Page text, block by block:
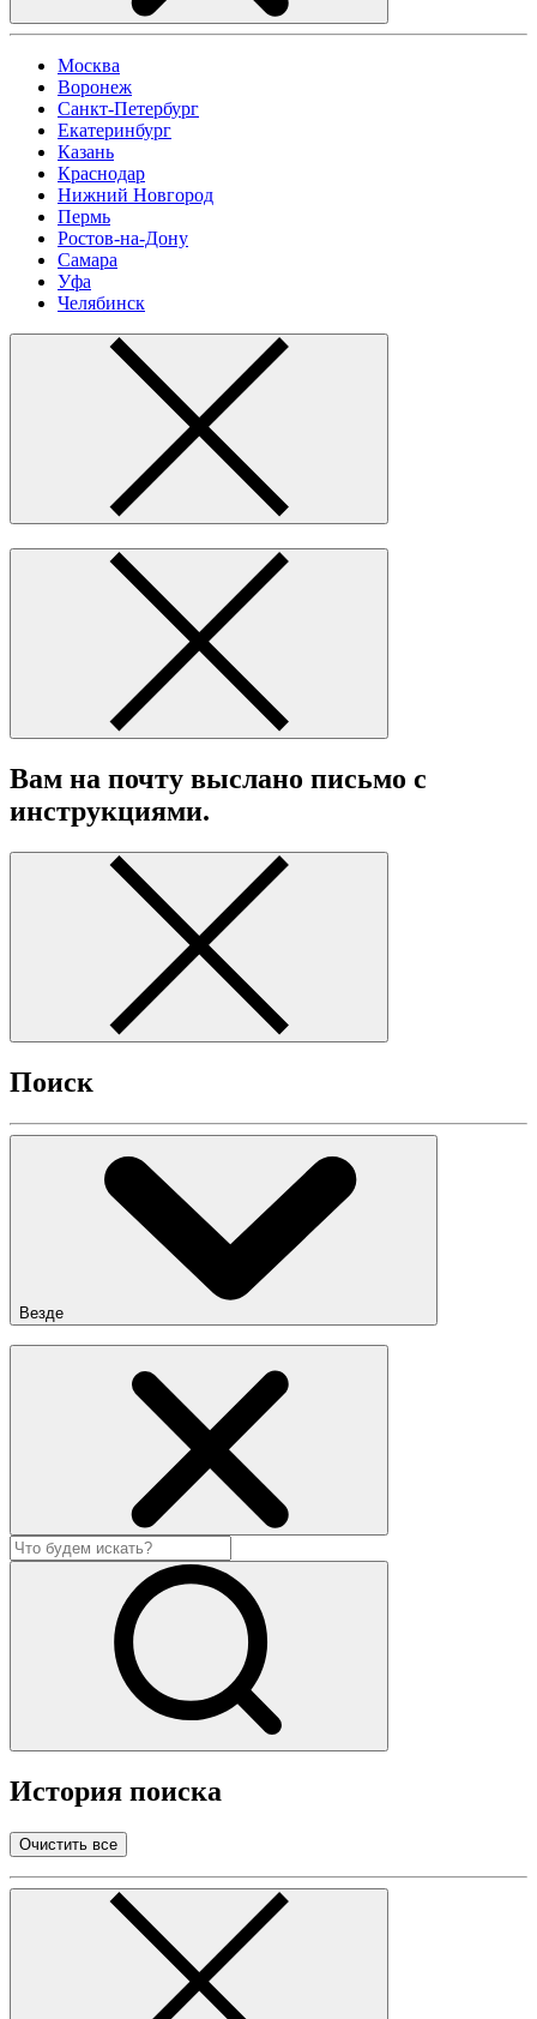
Москва
Воронеж
Санкт-Петербург
Екатеринбург
Казань
Краснодар
Нижний Новгород
Пермь
Ростов-на-Дону
Самара
Уфа
Челябинск
Вам на почту выслано письмо с
инструкциями.
Поиск
Везде
История поиска
Очистить все